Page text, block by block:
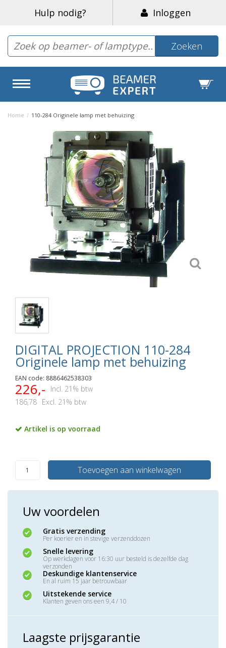
Hulp nodig? Inloggen
Zoeken
Home / 110-284 Originele lamp met behuizing
DIGITAL PROJECTION 110-284
Originele lamp met behuizing
EAN code: 8886462538303
226,-
Incl. 21% btw
186,78 Excl. 21% btw
Artikel is op voorraad
Toevoegen aan winkelwagen
Uw voordelen
Gratis verzending
Per koerier en in stevige verzenddozen
Snelle levering
Op werkdagen voor 16:30 uur besteld is dezelfde dag
verzonden
Deskundige klantenservice
En al ruim 15 jaar betrouwbaar
Uitstekende service
Klanten geven ons een 9,4 / 10
Laagste prijsgarantie